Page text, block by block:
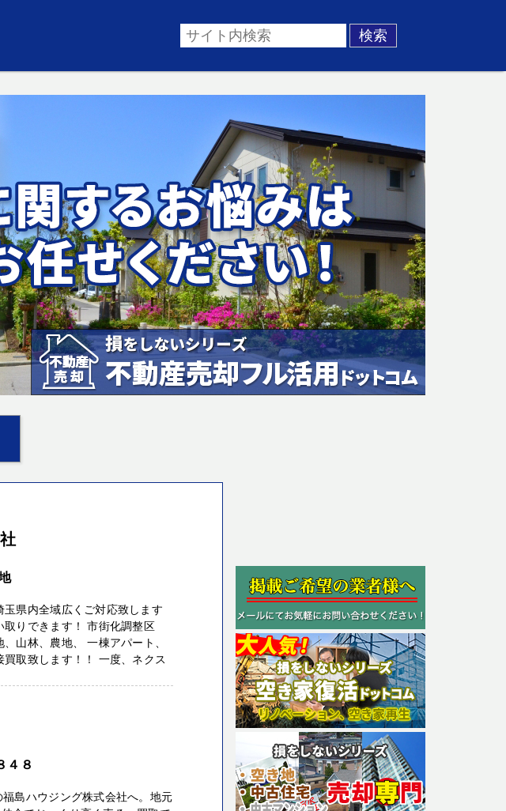
県内全域広くご対応致します
取りできます！ 市街化調整区
山林、農地、 一棟アパート、
取致します！！ 一度、ネクス
４８
島ハウジング株式会社へ。地元